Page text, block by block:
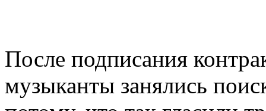
После подписания
музыканты занялись